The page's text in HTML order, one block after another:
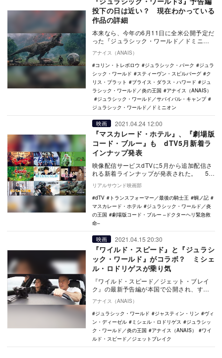
投下の日は近い？ 現在わかっている
作品の詳細
本来なら、今年の6月11日に全米公開予定だ
った『ジュラシック・ワールド／ドミニオ
ラシッ…
アナイス（ANAIS）
コリン・トレボロウ
ジュラシック・パーク
ジュラ
シック・ワールド
スティーヴン・スピルバーグ
ク
リス・プラット
ブライス・ダラス・ハワード
ジュ
ラシック・ワールド／炎の王国
アナイス（ANAIS）
ジュラシック・ワールド／サバイバル・キャンプ
ジュラシック・ワールド／ドミニオン
映画 2021.04.24 12:00
『マスカレード・ホテル』、『劇場版
コード・ブルー』も dTV5月新着ラ
インナップ発表
映像配信サービスdTVに5月から追加配信さ
れる新着ラインナップが発表された。 5月
から新たに独占配信される作品は、東野圭
吾の…
リアルサウンド映画部
dTV
トランスフォーマー／最後の騎士王
蜩ノ記
マスカレード・ホテル
ジュラシック・ワールド／炎
の王国
劇場版コード・ブルー –ドクターヘリ緊急救
命–
映画 2021.04.15 20:30
『ワイルド・スピード』と『ジュラシ
ック・ワールド』がコラボ？ ミシェ
ル・ロドリゲスが乗り気
『ワイルド・スピード／ジェット・ブレイ
ク』の最新予告編が本国で公開され、すで
が観たい時とコ…
アナイス（ANAIS）
ジュラシック・ワールド
ジャスティン・リン
ヴィ
ン・ディーゼル
ミシェル・ロドリゲス
ジュラシッ
ク・ワールド／炎の王国
アナイス（ANAIS）
ワイ
ルド・スピード／ジェットブレイク